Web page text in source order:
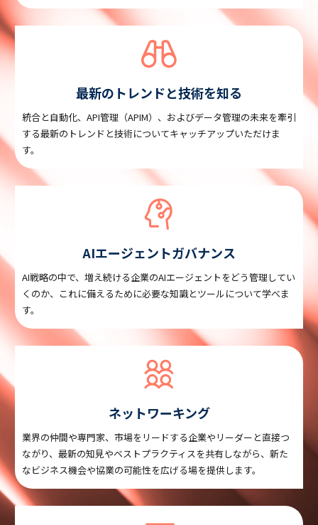
最新のトレンドと技術を知る
統合と自動化、API管理（APIM）、およびデータ管理の未来を牽引
する最新のトレンドと技術についてキャッチアップいただけま
す。
AIエージェントガバナンス
AI戦略の中で、増え続ける企業のAIエージェントをどう管理してい
くのか、これに備えるために必要な知識とツールについて学べま
す。
ネットワーキング
業界の仲間や専門家、市場をリードする企業やリーダーと直接つ
ながり、最新の知見やベストプラクティスを共有しながら、新た
なビジネス機会や協業の可能性を広げる場を提供します。